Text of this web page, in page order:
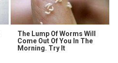
The Lump Of Worms Will
Come Out Of You In The
Morning. Try It